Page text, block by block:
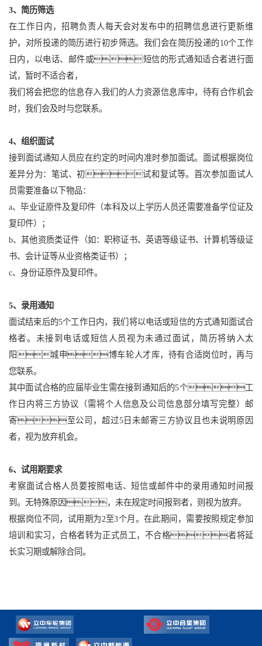
3、简历筛选
在工作日内，招聘负责人每天会对发布中的招聘信息进行更新维
护，对所投递的简历进行初步筛选。我们会在简历投递的10个工作
日内，以电话、邮件或短信的形式通知适合者进行面
试，暂时不适合者，
我们将会把您的信息存入我们的人力资源信息库中，待有合作机会
时，我们会及时与您联系。
4、组织面试
接到面试通知人员应在约定的时间内准时参加面试。面试根据岗位
差异分为：笔试、初试和复试等。首次参加面试人
员需要准备以下物品：
a、毕业证原件及复印件（本科及以上学历人员还需要准备学位证及
复印件）；
b、其他资质类证件（如：职称证书、英语等级证书、计算机等级证
书、会计证等从业资格类证书）；
c、身份证原件及复印件。
5、录用通知
面试结束后的5个工作日内，我们将以电话或短信的方式通知面试合
格者。未接到电话或短信人员视为未通过面试，简历将纳入太
阳城申博车轮人才库，待有合适岗位时，再与
您联系。
其中面试合格的应届毕业生需在接到通知后的5个工
作日内将三方协议（需将个人信息及公司信息部分填写完整）邮
寄至公司，超过5日未邮寄三方协议且也未说明原因
者，视为放弃机会。
6、试用期要求
考察面试合格人员要按照电话、短信或邮件中的录用通知时间报
到。无特殊原因，未在规定时间报到者，则视为放弃。
根据岗位不同，试用期为2至3个月。在此期间，需要按照规定参加
培训和实习，合格者转为正式员工，不合格者将延
长实习期或解除合同。